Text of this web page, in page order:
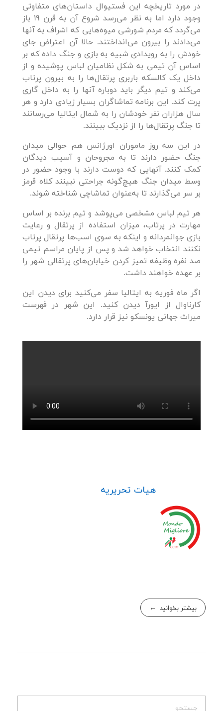
در مورد تاریخچه این فستیوال داستان‌های متفاوتی
وجود دارد اما به نظر می‌رسد شروع آن به قرن 19 باز
می‌گردد که مردم شورشی میوه‌هایی که اشراف به آنها
می‌دادند را بیرون می‌انداختند. حالا آن اعتراض جای
خودش را به رویدادی شبیه به بازی و جنگ داده که بر
اساس آن تیمی به شکل نظامیان لباس پوشیده و از
داخل یک کالسکه باربری پرتقال‌ها را به بیرون پرتاب
می‌کند و تیم دیگر باید دوباره آنها را به داخل گاری
پرت کند. این برنامه تماشاگران بسیار زیادی دارد و هر
سال هزاران نفر خودشان را به شمال ایتالیا می‌رسانند
تا جنگ پرتقال‌ها را از نزدیک ببینند.
در این سه روز ماموران اورژانس هم حوالی میدان
جنگ حضور دارند تا به مجروحان و آسیب دیدگان
کمک کنند. آنهایی که دوست دارند با وجود حضور در
وسط میدان جنگ هیچ‌گونه جراحتی نبینند کلاه‌ قرمز
بر سر می‌گذارند تا به‌عنوان تماشاچی شناخته شوند.
هر تیم لباس مشخصی می‌پوشد و تیم برنده بر اساس
مهارت در پرتاب، میزان استفاده از پرتقال و رعایت
بازی جوانمردانه و اینکه به سوی اسب‌ها پرتقال پرتاب
نکنند انتخاب خواهد شد و پس از پایان مراسم تیمی
صد نفره وظیفه تمیز کردن خیابان‌های پرتقالی شهر را
بر عهده خواهند داشت.
اگر ماه فوریه به ایتالیا سفر می‌کنید برای دیدن این
کارناوال از ایورآ دیدن کنید. این شهر در فهرست
میراث جهانی یونسکو نیز قرار دارد.
هیات تحریریه
بیشتر بخوانید